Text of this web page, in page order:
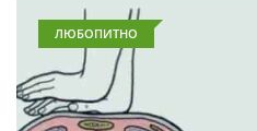
ЛЮБОПИТНО